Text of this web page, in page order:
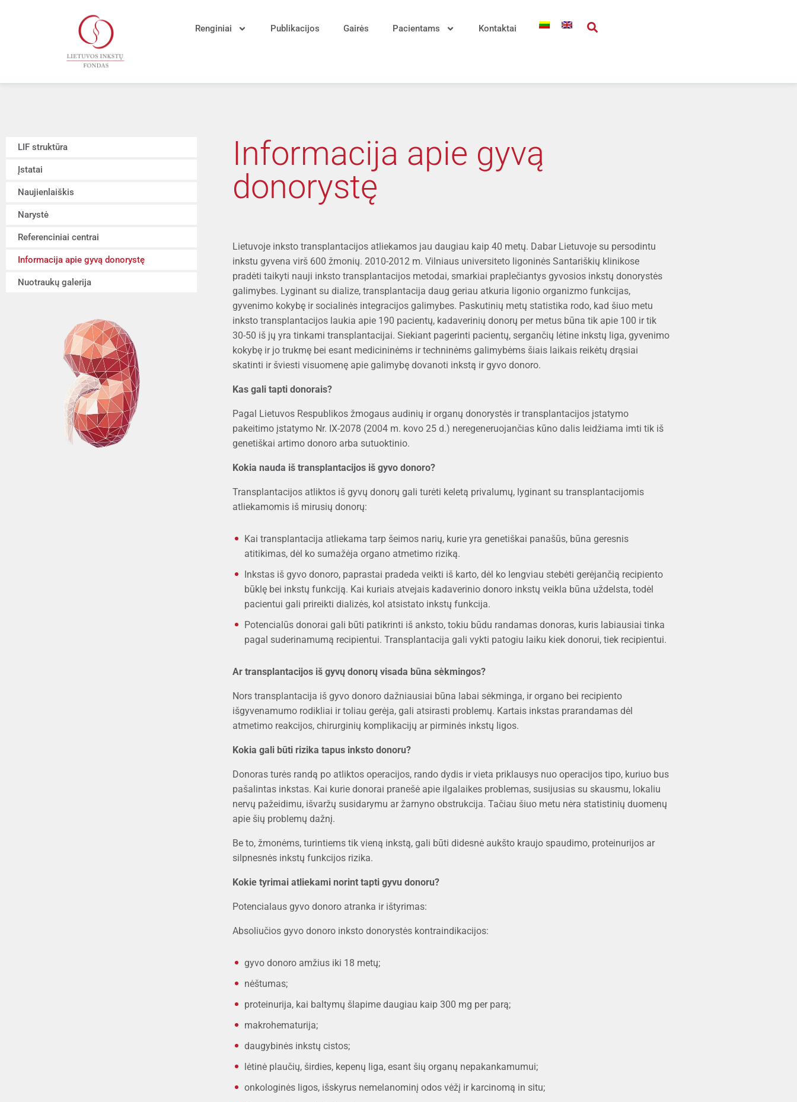
Renginiai Publikacijos Gairės Pacientams Kontaktai
LIF struktūra
Įstatai
Naujienlaiškis
Narystė
Referenciniai centrai
Informacija apie gyvą donorystę
Nuotraukų galerija
Informacija apie gyvą
donorystę
Lietuvoje inksto transplantacijos atliekamos jau daugiau kaip 40 metų. Dabar Lietuvoje su persodintu
inkstu gyvena virš 600 žmonių. 2010-2012 m. Vilniaus universiteto ligoninės Santariškių klinikose
pradėti taikyti nauji inksto transplantacijos metodai, smarkiai praplečiantys gyvosios inkstų donorystės
galimybes. Lyginant su dialize, transplantacija daug geriau atkuria ligonio organizmo funkcijas,
gyvenimo kokybę ir socialinės integracijos galimybes. Paskutinių metų statistika rodo, kad šiuo metu
inksto transplantacijos laukia apie 190 pacientų, kadaverinių donorų per metus būna tik apie 100 ir tik
30-50 iš jų yra tinkami transplantacijai. Siekiant pagerinti pacientų, sergančių lėtine inkstų liga, gyvenimo
kokybę ir jo trukmę bei esant medicininėms ir techninėms galimybėms šiais laikais reikėtų drąsiai
skatinti ir šviesti visuomenę apie galimybę dovanoti inkstą ir gyvo donoro.
Kas gali tapti donorais?
Pagal Lietuvos Respublikos žmogaus audinių ir organų donorystės ir transplantacijos įstatymo
pakeitimo įstatymo Nr. IX-2078 (2004 m. kovo 25 d.) neregeneruojančias kūno dalis leidžiama imti tik iš
genetiškai artimo donoro arba sutuoktinio.
Kokia nauda iš transplantacijos iš gyvo donoro?
Transplantacijos atliktos iš gyvų donorų gali turėti keletą privalumų, lyginant su transplantacijomis
atliekamomis iš mirusių donorų:
Kai transplantacija atliekama tarp šeimos narių, kurie yra genetiškai panašūs, būna geresnis
atitikimas, dėl ko sumažėja organo atmetimo riziką.
Inkstas iš gyvo donoro, paprastai pradeda veikti iš karto, dėl ko lengviau stebėti gerėjančią recipiento
būklę bei inkstų funkciją. Kai kuriais atvejais kadaverinio donoro inkstų veikla būna uždelsta, todėl
pacientui gali prireikti dializės, kol atsistato inkstų funkcija.
Potencialūs donorai gali būti patikrinti iš anksto, tokiu būdu randamas donoras, kuris labiausiai tinka
pagal suderinamumą recipientui. Transplantacija gali vykti patogiu laiku kiek donorui, tiek recipientui.
Ar transplantacijos iš gyvų donorų visada būna sėkmingos?
Nors transplantacija iš gyvo donoro dažniausiai būna labai sėkminga, ir organo bei recipiento
išgyvenamumo rodikliai ir toliau gerėja, gali atsirasti problemų. Kartais inkstas prarandamas dėl
atmetimo reakcijos, chirurginių komplikacijų ar pirminės inkstų ligos.
Kokia gali būti rizika tapus inksto donoru?
Donoras turės randą po atliktos operacijos, rando dydis ir vieta priklausys nuo operacijos tipo, kuriuo bus
pašalintas inkstas. Kai kurie donorai pranešė apie ilgalaikes problemas, susijusias su skausmu, lokaliu
nervų pažeidimu, išvaržų susidarymu ar žarnyno obstrukcija. Tačiau šiuo metu nėra statistinių duomenų
apie šių problemų dažnį.
Be to, žmonėms, turintiems tik vieną inkstą, gali būti didesnė aukšto kraujo spaudimo, proteinurijos ar
silpnesnės inkstų funkcijos rizika.
Kokie tyrimai atliekami norint tapti gyvu donoru?
Potencialaus gyvo donoro atranka ir ištyrimas:
Absoliučios gyvo donoro inksto donorystės kontraindikacijos:
gyvo donoro amžius iki 18 metų;
nėštumas;
proteinurija, kai baltymų šlapime daugiau kaip 300 mg per parą;
makrohematurija;
daugybinės inkstų cistos;
lėtinė plaučių, širdies, kepenų liga, esant šių organų nepakankamumui;
onkologinės ligos, išskyrus nemelanominį odos vėžį ir karcinomą in situ;